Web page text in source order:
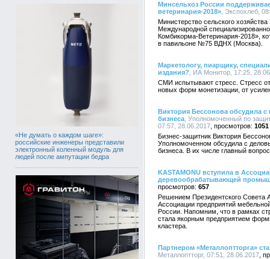
«Не думать о каждом шаге»:
российские инженеры представили
электронный коленный модуль для
людей после ампутации бедра
Минсельхоз России
ветеринария-2018» , Экспохлеб,
Министерство сельского
Международной
Комбикорма-Ветеринария-2018»,
в павильоне №75 ВДНХ (Москва).
Маркетологу, пиарщику,
издания? , ИА Монитор, 17:25,
СМИ испытывают стресс. Стресс от
новых форм монетизации, от
Виктория Бессонова обсудила
бизнеса , Уполномоченный по
07:57, 28.06.2017
1051
Бизнес-защитник Виктория
Уполномоченном обсудила с
бизнеса. В их числе главный
KASTAMONU вступила в
деревообрабатывающей
657
Решением Президентского Совета
Ассоциации предприятий
России. Напомним, что в рамках
стала якорным предприятием
кластера.
Партнером «Металлоптторга»
Металлоптторг, 07:51, 28.06.2017